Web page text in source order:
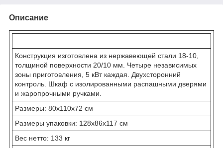
Описание
Конструкция изготовлена из нержавеющей стали 18-10,
толщиной поверхности 20/10 мм. Четыре независимых
зоны приготовления, 5 кВт каждая. Двухсторонний
контроль. Шкаф с изолированными распашными дверями
и жаропрочными ручками.
Размеры: 80x110x72 см
Размеры упаковки: 128x86x117 см
Вес нетто: 133 кг